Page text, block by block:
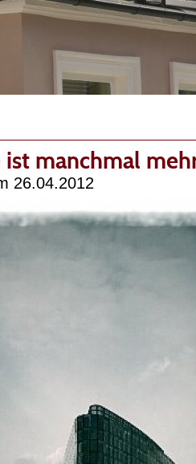
manchmal
26.04.2012